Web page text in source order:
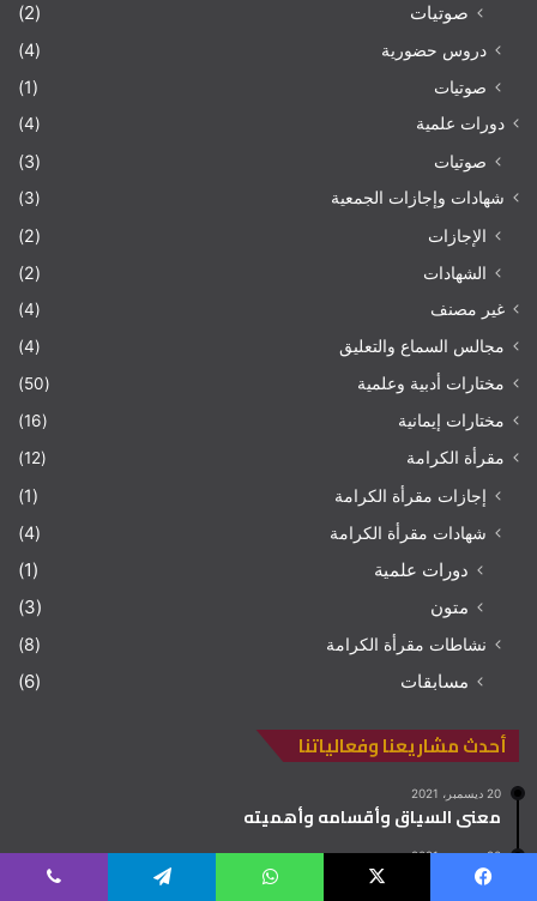
صوتيات (2)
دروس حضورية
(4)
صوتيات
(1)
دورات علمية (4)
صوتيات (3)
شهادات وإجازات الجمعية (3)
الإجازات
(2)
الشهادات
(2)
غير مصنف
(4)
مجالس السماع والتعليق
(4)
مختارات أدبية وعلمية
(50)
مختارات إيمانية
(16)
مقرأة الكرامة
(12)
إجازات مقرأة الكرامة
(1)
شهادات مقرأة الكرامة
(4)
دورات علمية
(1)
متون
(3)
نشاطات مقرأة الكرامة (8)
مسابقات (6)
أحدث مشاريعنا وفعالياتنا
20 ديسمبر، 2021
معنى السياق وأقسامه وأهميته
20 ديسمبر، 2021
لسان الفتى عن عقله ترجمانه متى زل عقل المرء زل لسانه